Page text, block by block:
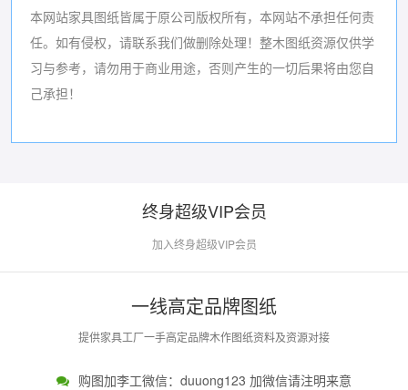
本网站家具图纸皆属于原公司版权所有，本网站不承担任何责
任。如有侵权，请联系我们做删除处理！ 整木图纸资源仅供学
习与参考，请勿用于商业用途，否则产生的一切后果将由您自
己承担！
终身超级VIP会员
加入终身超级VIP会员
一线高定品牌图纸
提供家具工厂一手高定品牌木作图纸资料及资源对接
购图加李工微信：duuong123 加微信请注明来意